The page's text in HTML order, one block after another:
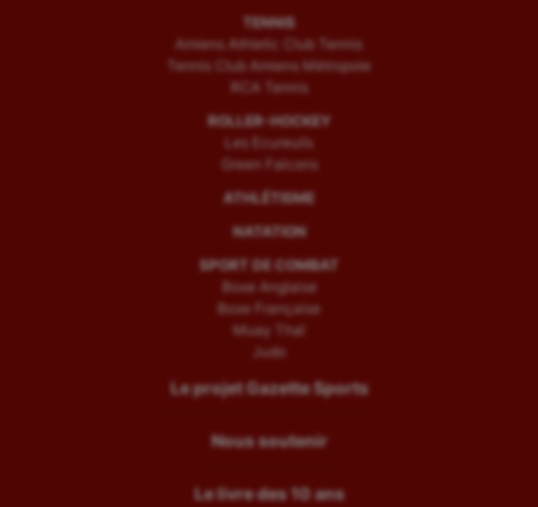
TENNIS
Amiens Athletic Club Tennis
Tennis Club Amiens Métropole
RCA Tennis
ROLLER-HOCKEY
Les Ecureuils
Green Falcons
ATHLÉTISME
NATATION
SPORT DE COMBAT
Boxe Anglaise
Boxe Française
Muay Thaï
Judo
Le projet Gazette Sports
Nous soutenir
Le livre des 10 ans